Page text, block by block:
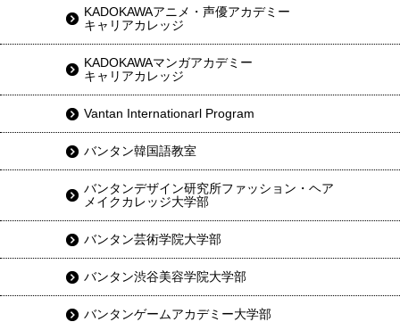
KADOKAWAアニメ・声優アカデミー
キャリアカレッジ
KADOKAWAマンガアカデミー
キャリアカレッジ
Vantan Internationarl Program
バンタン韓国語教室
バンタンデザイン研究所ファッション・ヘア
メイクカレッジ大学部
バンタン芸術学院大学部
バンタン渋谷美容学院大学部
バンタンゲームアカデミー大学部